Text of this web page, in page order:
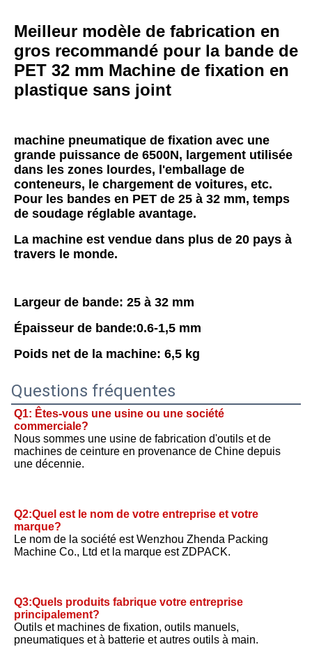
Meilleur modèle de fabrication en
gros recommandé pour la bande de
PET 32 mm Machine de fixation en
plastique sans joint
machine pneumatique de fixation avec une
grande puissance de 6500N, largement utilisée
dans les zones lourdes, l'emballage de
conteneurs, le chargement de voitures, etc.
Pour les bandes en PET de 25 à 32 mm, temps
de soudage réglable avantage.
La machine est vendue dans plus de 20 pays à
travers le monde.
Largeur de bande: 25 à 32 mm
Épaisseur de bande:0.6-1,5 mm
Poids net de la machine: 6,5 kg
Questions fréquentes
Q1: Êtes-vous une usine ou une société
commerciale?
Nous sommes une usine de fabrication d'outils et de
machines de ceinture en provenance de Chine depuis
une décennie.
Q2:Quel est le nom de votre entreprise et votre
marque?
Le nom de la société est Wenzhou Zhenda Packing
Machine Co., Ltd et la marque est ZDPACK.
Q3:Quels produits fabrique votre entreprise
principalement?
Outils et machines de fixation, outils manuels,
pneumatiques et à batterie et autres outils à main.